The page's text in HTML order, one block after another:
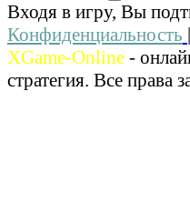
Входя в игру, Вы
Конфиденциальность |
XGame-Online -
стратегия. Все права